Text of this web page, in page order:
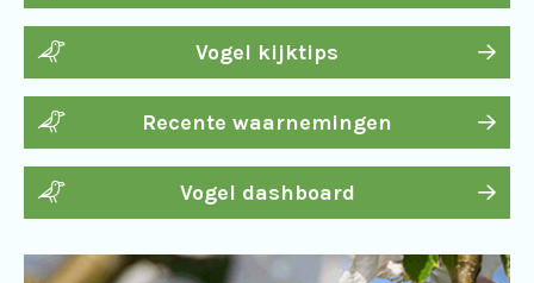
Vogel kijktips
Recente waarnemingen
Vogel dashboard